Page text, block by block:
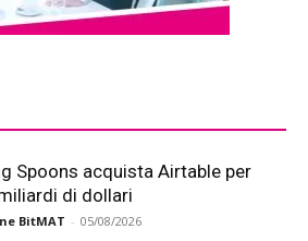
Spoons acquista Airtable per
di dollari
BitMAT - 05/08/2026